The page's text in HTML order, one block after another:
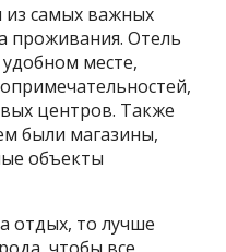
из самых важных
проживания. Отель
месте,
центров. Также
были магазины,
объекты
отдых, то лучше
чтобы все